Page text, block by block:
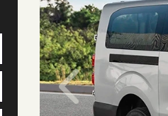
Anterior